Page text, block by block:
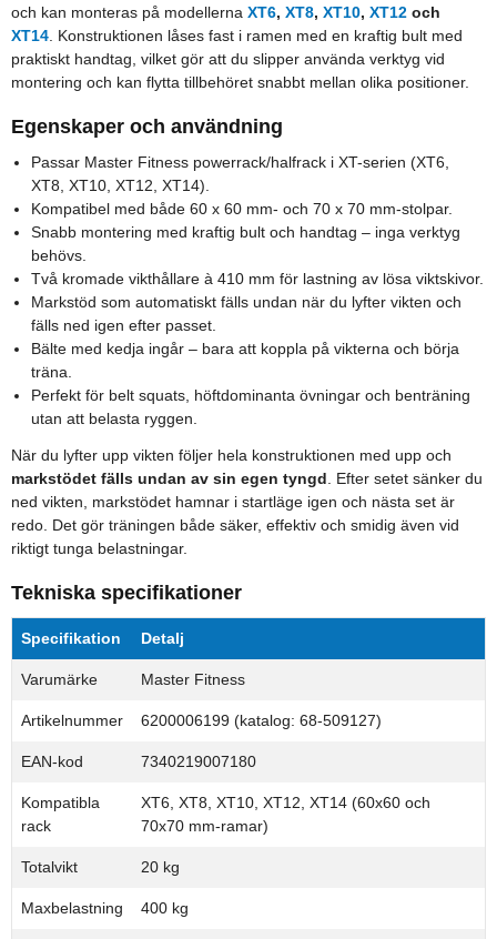
och kan monteras på modellerna XT6, XT8, XT10, XT12 och
XT14. Konstruktionen låses fast i ramen med en kraftig bult med
praktiskt handtag, vilket gör att du slipper använda verktyg vid
montering och kan flytta tillbehöret snabbt mellan olika positioner.
Egenskaper och användning
Passar Master Fitness powerrack/halfrack i XT-serien (XT6,
XT8, XT10, XT12, XT14).
Kompatibel med både 60 x 60 mm- och 70 x 70 mm-stolpar.
Snabb montering med kraftig bult och handtag – inga verktyg
behövs.
Två kromade vikthållare à 410 mm för lastning av lösa viktskivor.
Markstöd som automatiskt fälls undan när du lyfter vikten och
fälls ned igen efter passet.
Bälte med kedja ingår – bara att koppla på vikterna och börja
träna.
Perfekt för belt squats, höftdominanta övningar och benträning
utan att belasta ryggen.
När du lyfter upp vikten följer hela konstruktionen med upp och
markstödet fälls undan av sin egen tyngd. Efter setet sänker du
ned vikten, markstödet hamnar i startläge igen och nästa set är
redo. Det gör träningen både säker, effektiv och smidig även vid
riktigt tunga belastningar.
Tekniska specifikationer
Specifikation Detalj
Varumärke Master Fitness
Artikelnummer 6200006199 (katalog: 68-509127)
EAN-kod 7340219007180
Kompatibla
rack
XT6, XT8, XT10, XT12, XT14 (60x60 och
70x70 mm-ramar)
Totalvikt 20 kg
Maxbelastning 400 kg